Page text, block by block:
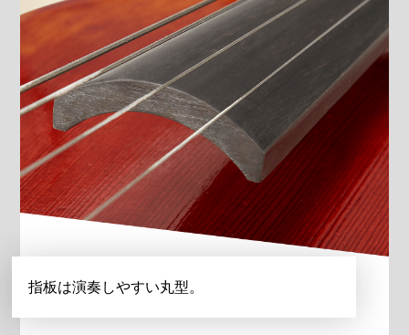
指板は演奏しやすい丸型。